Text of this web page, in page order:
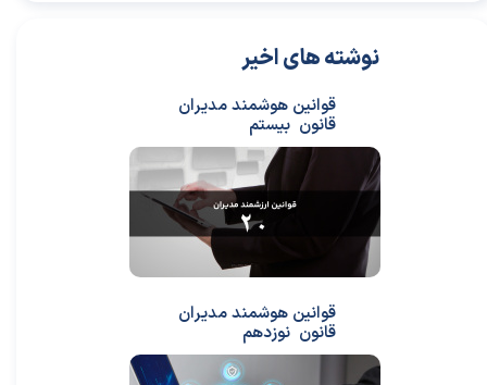
قوانین هوشمند مدیران
قانون بیستم
قوانین هوشمند مدیران
قانون نوزدهم
نوشته های اخیر